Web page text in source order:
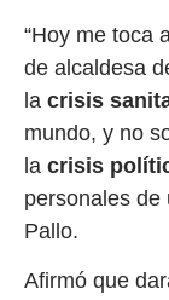
“Hoy me toca
de alcaldesa
la crisis
mundo, y no
la crisis
personales de
Pallo.
Afirmó que